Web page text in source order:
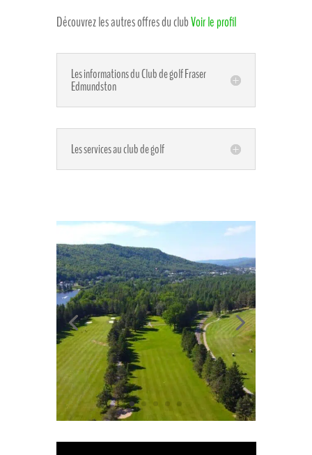
Découvrez les autres offres du clubVoir le profil
Les informations du Club de golf Fraser
Edmundston
Les services au club de golf